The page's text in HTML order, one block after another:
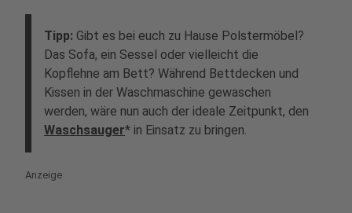
Tipp: Gibt es bei euch zu Hause Polstermöbel?
Das Sofa, ein Sessel oder vielleicht die
Kopflehne am Bett? Während Bettdecken und
Kissen in der Waschmaschine gewaschen
werden, wäre nun auch der ideale Zeitpunkt, den
Waschsauger* in Einsatz zu bringen.
Anzeige